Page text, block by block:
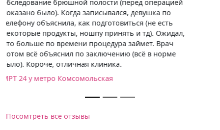
Посомтреть все отзывы
Записаться на МРТ, а также узнать
информация о ценах, скидках и акциях,
длительности исследования,
позвонив по телефону